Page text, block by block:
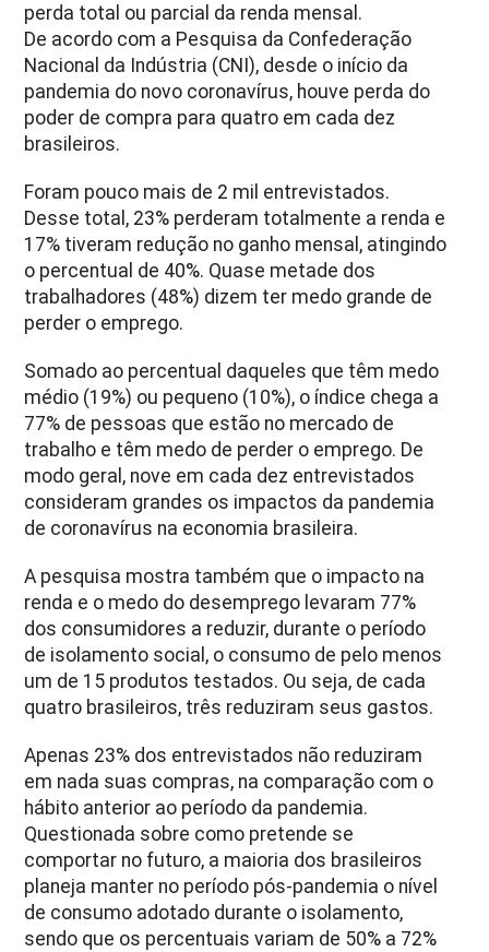
perda total ou parcial da renda mensal.
De acordo com a Pesquisa da Confederação
Nacional da Indústria (CNI), desde o início da
pandemia do novo coronavírus, houve perda do
poder de compra para quatro em cada dez
brasileiros.
Foram pouco mais de 2 mil entrevistados.
Desse total, 23% perderam totalmente a renda e
17% tiveram redução no ganho mensal, atingindo
o percentual de 40%. Quase metade dos
trabalhadores (48%) dizem ter medo grande de
perder o emprego.
Somado ao percentual daqueles que têm medo
médio (19%) ou pequeno (10%), o índice chega a
77% de pessoas que estão no mercado de
trabalho e têm medo de perder o emprego. De
modo geral, nove em cada dez entrevistados
consideram grandes os impactos da pandemia
de coronavírus na economia brasileira.
A pesquisa mostra também que o impacto na
renda e o medo do desemprego levaram 77%
dos consumidores a reduzir, durante o período
de isolamento social, o consumo de pelo menos
um de 15 produtos testados. Ou seja, de cada
quatro brasileiros, três reduziram seus gastos.
Apenas 23% dos entrevistados não reduziram
em nada suas compras, na comparação com o
hábito anterior ao período da pandemia.
Questionada sobre como pretende se
comportar no futuro, a maioria dos brasileiros
planeja manter no período pós-pandemia o nível
de consumo adotado durante o isolamento,
sendo que os percentuais variam de 50% a 72%